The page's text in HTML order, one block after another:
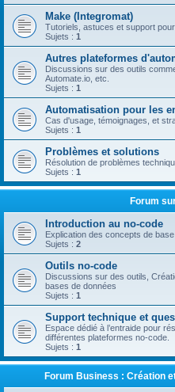
Make (Integromat)
Tutoriels, astuces et support
Sujets : 1
Autres plateformes
Discussions sur des outils
Automate.io, etc.
Sujets : 1
Automatisation pour les
Cas d'usage, témoignages, et
Sujets : 1
Problèmes et solutions
Résolution de problèmes
Sujets : 1
Forum
Introduction au no-code
Explication des concepts de
Sujets : 2
Outils no-code
Discussions sur des outils,
bases de données
Sujets : 1
Support technique et
Espace dédié à l’entraide pour
différentes plateformes no-code.
Sujets : 1
Forum Business : Création